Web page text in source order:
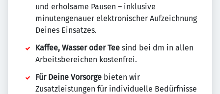
und erholsame Pausen – inklusive
minutengenauer elektronischer Aufzeichnung
Deines Einsatzes.
Kaffee, Wasser oder Tee sind bei dm in allen
Arbeitsbereichen kostenfrei.
Für Deine Vorsorge bieten wir
Zusatzleistungen für individuelle Bedürfnisse